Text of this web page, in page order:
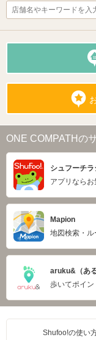
ONE COMPATHの
シュフーチラ
アプリならお
Mapion
地図検索・ル
aruku&（ある
歩いてポイン
Shufoo!の使い